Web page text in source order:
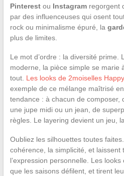
Pinterestou Instagramregorgent
par des influenceuses qui osent
rock ou minimalisme épuré, la
plus de limites.
Le mot d’ordre : la diversité prime.
moderne, la pièce simple se marie
tout. Les looks de 2moiselles
exemple de ce mélange maîtrisé
tendance : à chacun de composer,
une jupe midi ou un jean, de
règles. Le layering devient un jeu,
Oubliez les silhouettes toutes
cohérence, la simplicité, et laissent
l’expression personnelle. Les
que les saisons défilent, et tirent